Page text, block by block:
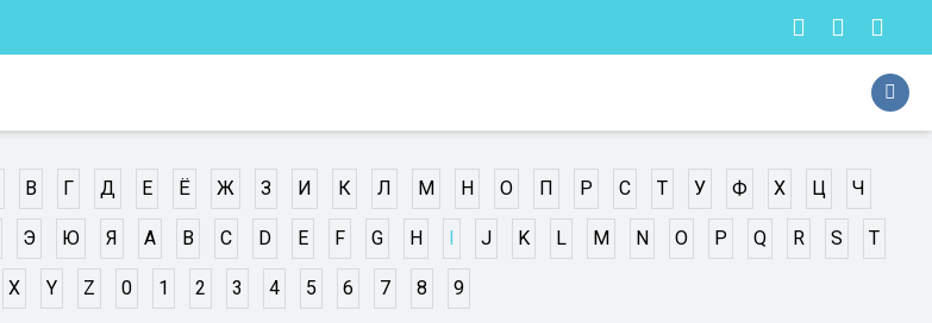
В Г Д Е Ё Ж З И К Л М Н О П Р С Т У Ф Х Ц Ч
Э Ю Я A B C D E F G H I J K L M N O P Q R S T
X Y Z 0 1 2 3 4 5 6 7 8 9